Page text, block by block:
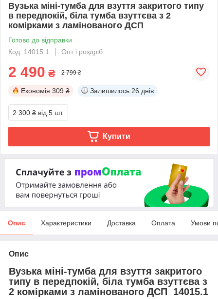
Вузька міні-тумба для взуття закритого типу
в передпокій, біла тумба взуттєва з 2
комірками з ламінованого ДСП
Готово до відправки
Код: 14015.1
Опт і роздріб
2 490 ₴ 2 799 ₴
Економія 309 ₴ Залишилось 26 днів
2 300 ₴ від 5 шт.
Купити
Опис Характеристики Доставка Оплата Умови
Опис
Вузька міні-тумба для взуття закритого
типу в передпокій, біла тумба взуттєва з
2 комірками з ламінованого ДСП 14015.1